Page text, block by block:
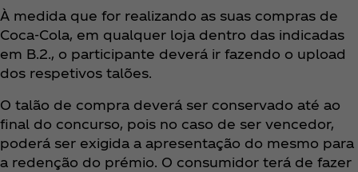
À medida que for realizando as suas compras de
Coca‑Cola, em qualquer loja dentro das indicadas
em B.2., o participante deverá ir fazendo o upload
dos respetivos talões.
O talão de compra deverá ser conservado até ao
final do concurso, pois no caso de ser vencedor,
poderá ser exigida a apresentação do mesmo para
a redenção do prémio. O consumidor terá de fazer